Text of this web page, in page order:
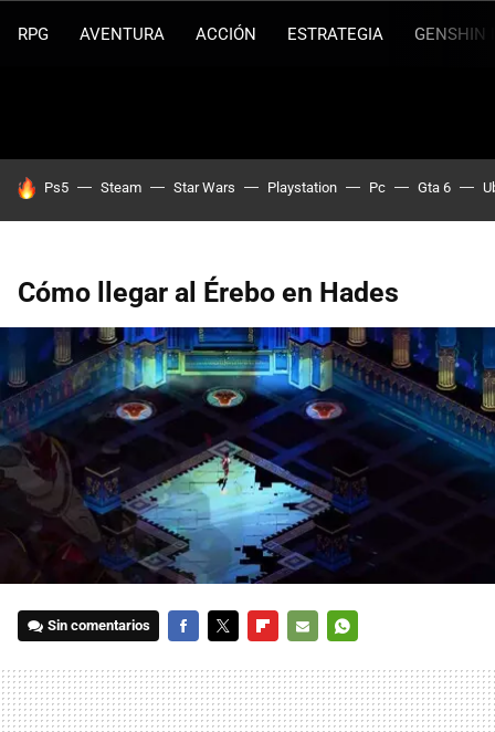
RPG AVENTURA ACCIÓN ESTRATEGIA GENSHIN
HOY SE HABLA DE
Ps5 Steam Star Wars Playstation Pc Gta 6
Cómo llegar al Érebo en Hades
Sin comentarios
MAIL